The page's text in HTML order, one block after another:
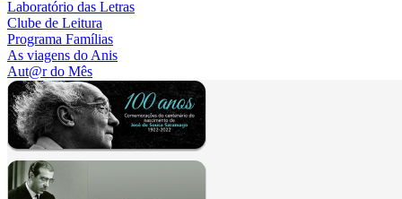
Laboratório das Letras
Clube de Leitura
Programa Famílias
As viagens do Anis
Aut@r do Mês